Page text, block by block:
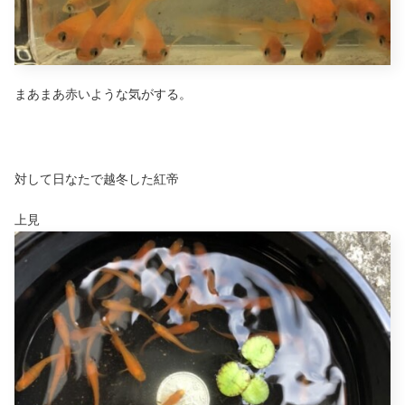
まあまあ赤いような気がする。
対して日なたで越冬した紅帝
上見